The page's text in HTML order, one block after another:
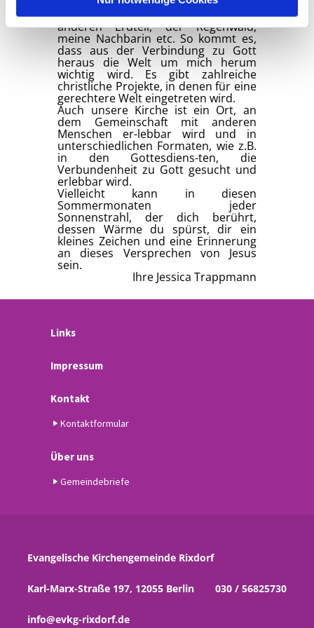
das Wasser, das Kind auf dem
anderen Erdteil, der Regenwald,
meine Nachbarin etc. So kommt es,
dass aus der Verbindung zu Gott
heraus die Welt um mich herum
wichtig wird. Es gibt zahlreiche
christliche Projekte, in denen für eine
gerechtere Welt eingetreten wird.
Auch unsere Kirche ist ein Ort, an
dem Gemeinschaft mit anderen
Menschen er-lebbar wird und in
unterschiedlichen Formaten, wie z.B.
in den Gottesdiens-ten, die
Verbundenheit zu Gott gesucht und
erlebbar wird.
Vielleicht kann in diesen
Sommermonaten jeder
Sonnenstrahl, der dich berührt,
dessen Wärme du spürst, dir ein
kleines Zeichen und eine Erinnerung
an dieses Versprechen von Jesus
sein.
Ihre Jessica Trappmann
Links
Impressum
Kontakt
Kontaktformular
Über uns
Gemeindebriefe
Evangelische Kirchengemeinde Rixdorf
Karl-Marx-Straße 197, 12055 Berlin 030 / 56825730
info@evkg-rixdorf.de